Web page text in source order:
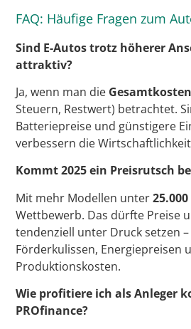
FAQ: Häufige Fragen zum
Sind E-Autos trotz höherer
attraktiv?
Ja, wenn man die Gesamtkosten
Steuern, Restwert) betrachtet.
Batteriepreise und günstigere
verbessern die
Kommt 2025 ein Preisrutsch
Mit mehr Modellen unter25.000
Wettbewerb. Das dürfte Preise
tendenziell unter Druck setzen
Förderkulissen, Energiepreisen
Produktionskosten.
Wie profitiere ich als Anleger
PROfinance?